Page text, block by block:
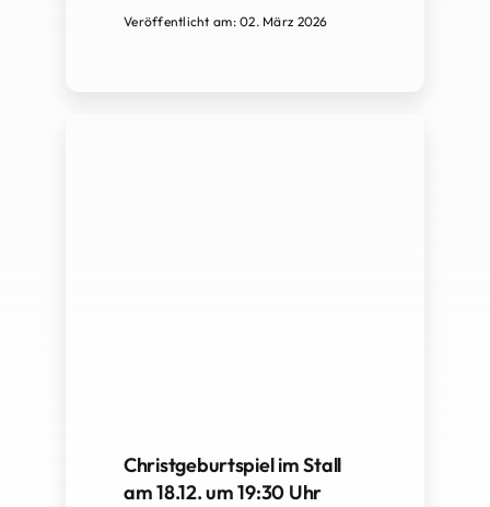
Veröffentlicht am: 02. März 2026
Christgeburtspiel im Stall
am 18.12. um 19:30 Uhr